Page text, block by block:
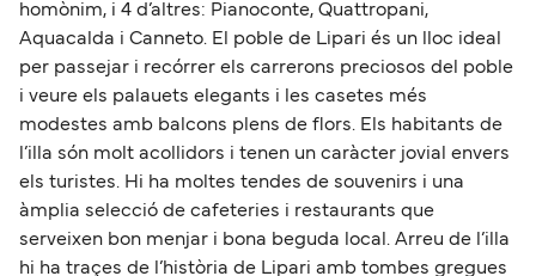
homònim, i 4 d’altres: Pianoconte, Quattropani,
Aquacalda i Canneto. El poble de Lipari és un lloc ideal
per passejar i recórrer els carrerons preciosos del poble
i veure els palauets elegants i les casetes més
modestes amb balcons plens de flors. Els habitants de
l’illa són molt acollidors i tenen un caràcter jovial envers
els turistes. Hi ha moltes tendes de souvenirs i una
àmplia selecció de cafeteries i restaurants que
serveixen bon menjar i bona beguda local. Arreu de l’illa
hi ha traçes de l’història de Lipari amb tombes gregues